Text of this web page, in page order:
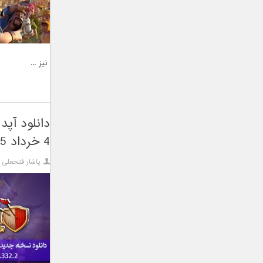
نیز ...
4 خرداد 95
یاشار فتحعلی